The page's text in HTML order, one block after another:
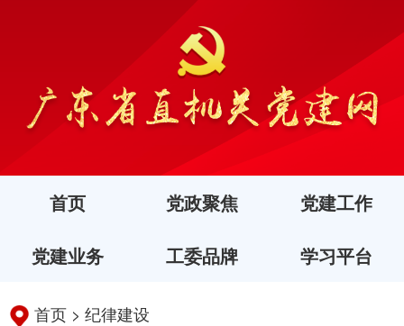
首页 党政聚焦 党建工作
党建业务 工委品牌 学习平台
首页 >纪律建设